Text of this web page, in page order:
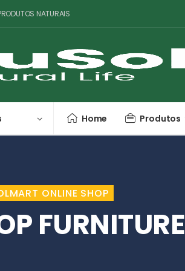
NATURAIS
Home Produtos
ONLINE SHOP
FURNITURE